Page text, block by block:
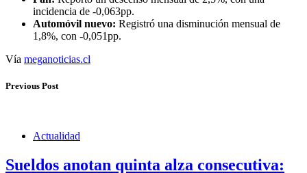
incidencia de -0,063pp.
Automóvil nuevo: Registró una disminución mensual de
1,8%, con -0,051pp.
Vía meganoticias.cl
Previous Post
Actualidad
Sueldos anotan quinta alza consecutiva: